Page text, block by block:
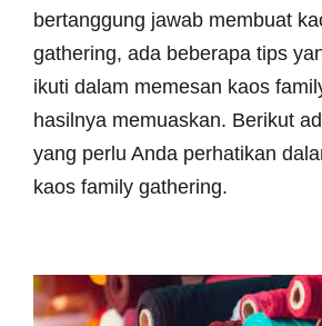
bertanggung jawab membuat
gathering, ada beberapa tips
ikuti dalam memesan kaos
hasilnya memuaskan. Berikut
yang perlu Anda perhatikan
kaos family gathering.